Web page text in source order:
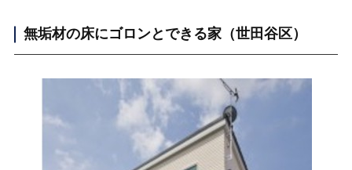
無垢材の床にゴロンとできる家（世田谷区）